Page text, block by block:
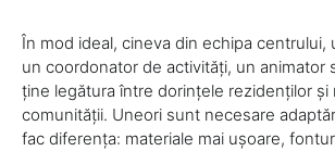
În mod ideal, cineva din echipa centrului,
un coordonator de activități, un animator
ține legătura între dorințele rezidenților și
comunității. Uneori sunt necesare
fac diferența: materiale mai ușoare,